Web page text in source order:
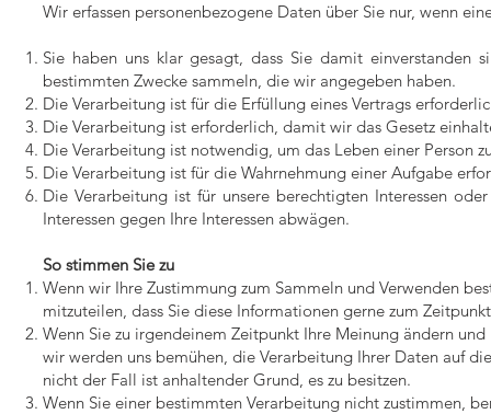
​Wir erfassen personenbezogene Daten über Sie nur, wenn
Sie haben uns klar gesagt, dass Sie damit
bestimmten Zwecke sammeln, die wir angegeben haben.
Die Verarbeitung ist für die Erfüllung eines Vertrags
Die Verarbeitung ist erforderlich, damit wir das Gesetz
Die Verarbeitung ist notwendig, um das Leben einer Person
Die Verarbeitung ist für die Wahrnehmung einer Aufgabe
Die Verarbeitung ist für unsere berechtigten Interessen
Interessen gegen Ihre Interessen abwägen.
So stimmen Sie zu
Wenn wir Ihre Zustimmung zum Sammeln und Verwenden
mitzuteilen, dass Sie diese Informationen gerne zum
Wenn Sie zu irgendeinem Zeitpunkt Ihre Meinung ändern
wir werden uns bemühen, die Verarbeitung Ihrer Daten auf
nicht der Fall ist anhaltender Grund, es zu besitzen.
Wenn Sie einer bestimmten Verarbeitung nicht zustimmen,